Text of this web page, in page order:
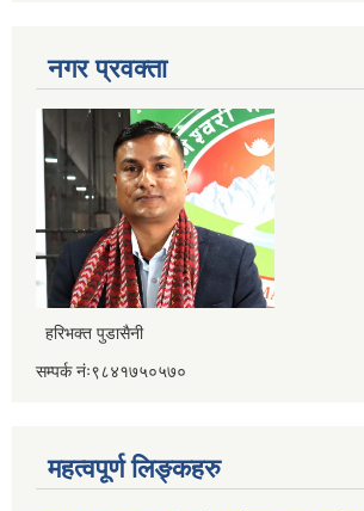
नगर प्रवक्ता
हरिभक्त पुडासैनी
सम्पर्क नंः९८४१७५०५७०
महत्वपूर्ण लिङ्कहरु